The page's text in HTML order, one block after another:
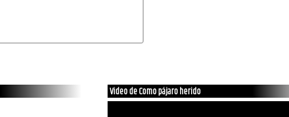
Video de Como pájaro herido